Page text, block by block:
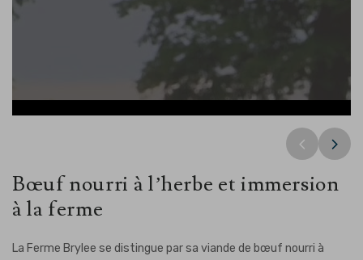
Bœuf nourri à l’herbe et immersion
à la ferme
La Ferme Brylee se distingue par sa viande de bœuf nourri à